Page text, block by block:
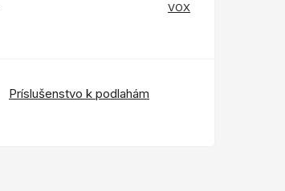
VOX
Príslušenstvo k podlahám